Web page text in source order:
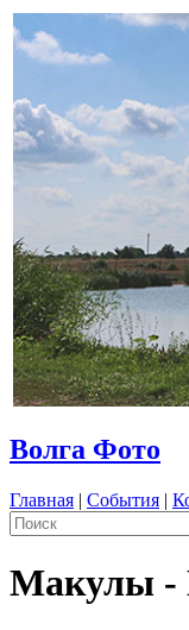
Волга Фото
Главная | События |
Макулы -